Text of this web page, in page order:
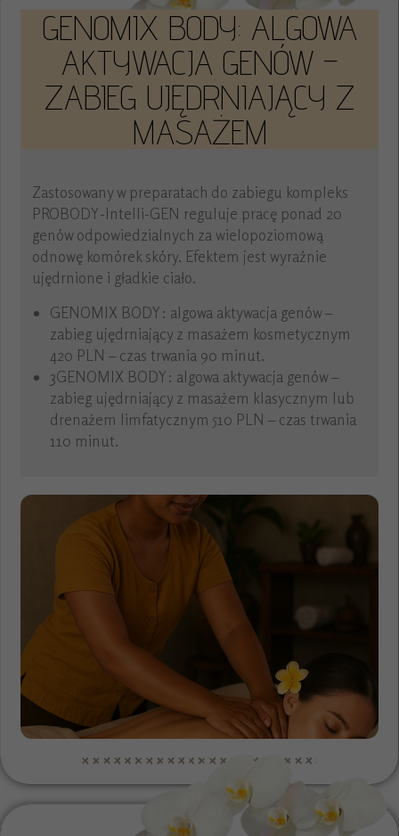
GENOMIX BODY: ALGOWA
AKTYWACJA GENÓW –
ZABIEG UJĘDRNIAJĄCY Z
MASAŻEM
Zastosowany w preparatach do zabiegu kompleks
PROBODY-Intelli-GEN reguluje pracę ponad 20
genów odpowiedzialnych za wielopoziomową
odnowę komórek skóry. Efektem jest wyraźnie
ujędrnione i gładkie ciało.
GENOMIX BODY: algowa aktywacja genów –
zabieg ujędrniający z masażem kosmetycznym
420 PLN – czas trwania 90 minut.
3GENOMIX BODY: algowa aktywacja genów –
zabieg ujędrniający z masażem klasycznym lub
drenażem limfatycznym 510 PLN – czas trwania
110 minut.